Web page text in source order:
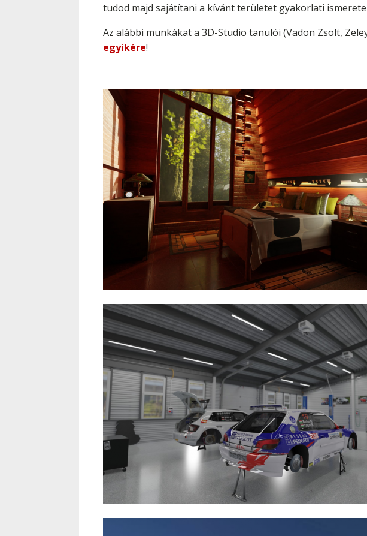
tudod majd sajátítani a kívánt területet gyakorlati
Az alábbi munkákat a 3D-Studio tanulói (Vadon Zsolt,
egyikére!